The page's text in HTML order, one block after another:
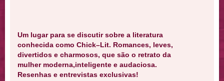
Um lugar para se discutir sobre a literatura
conhecida como Chick–Lit. Romances, leves,
divertidos e charmosos, que são o retrato da
mulher moderna,inteligente e audaciosa.
Resenhas e entrevistas exclusivas!